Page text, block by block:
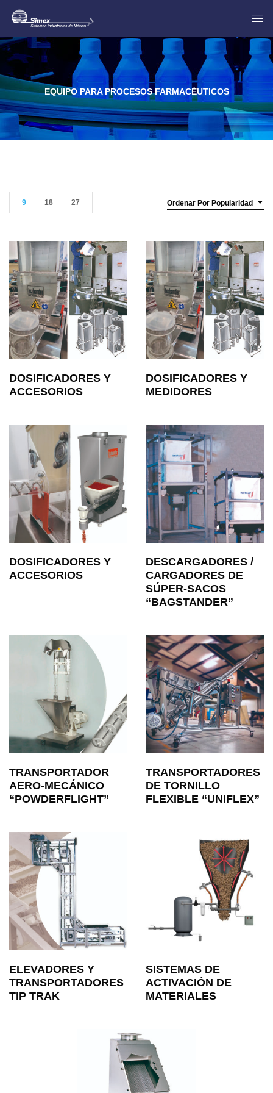
EQUIPO PARA PROCESOS FARMACÉUTICOS
Ordenar Por Popularidad
9 18 27
DOSIFICADORES Y
ACCESORIOS
DOSIFICADORES Y
MEDIDORES
DOSIFICADORES Y
ACCESORIOS
DESCARGADORES /
CARGADORES DE
SÚPER-SACOS
“BAGSTANDER”
TRANSPORTADOR
AERO-MECÁNICO
“POWDERFLIGHT”
TRANSPORTADORES
DE TORNILLO
FLEXIBLE “UNIFLEX”
ELEVADORES Y
TRANSPORTADORES
TIP TRAK
SISTEMAS DE
ACTIVACIÓN DE
MATERIALES